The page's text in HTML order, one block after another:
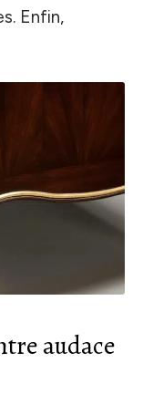
Enfin,
audace